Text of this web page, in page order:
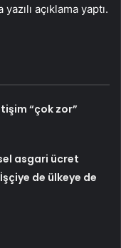
açıklama yaptı.
“çok zor”
asgari ücret
de ülkeye de